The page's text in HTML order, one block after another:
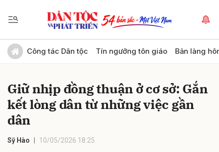
Công tác Dân tộc Tín ngưỡng tôn giáo Bản làng
Giữ nhịp đồng thuận ở cơ sở: Gắn
kết lòng dân từ những việc gần
dân
Sỹ Hào 10/05/2026 18:25
Gửi bình luận